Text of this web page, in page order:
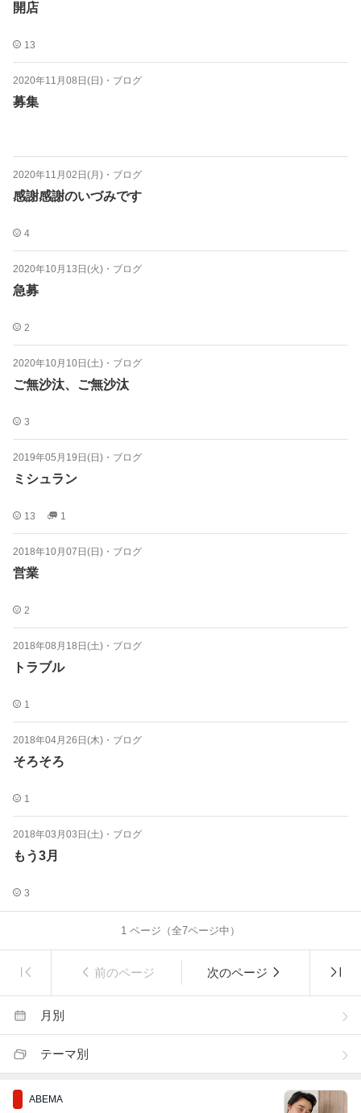
開店
13
2020年11月08日(日) ・ ブログ
募集
2020年11月02日(月) ・ ブログ
感謝感謝のいづみです
4
2020年10月13日(火) ・ ブログ
急募
2
2020年10月10日(土) ・ ブログ
ご無沙汰、ご無沙汰
3
2019年05月19日(日) ・ ブログ
ミシュラン
13 1
2018年10月07日(日) ・ ブログ
営業
2
2018年08月18日(土) ・ ブログ
トラブル
1
2018年04月26日(木) ・ ブログ
そろそろ
1
2018年03月03日(土) ・ ブログ
もう3月
3
1 ページ（全7ページ中）
前のページ 次のページ
月別
テーマ別
ABEMA